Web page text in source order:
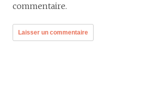
commentaire.